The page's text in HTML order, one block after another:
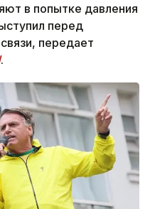
в попытке давления
перед
передает
.